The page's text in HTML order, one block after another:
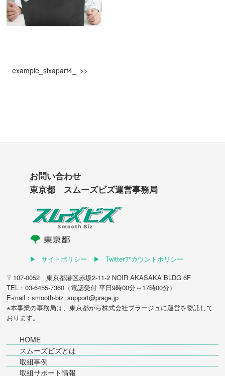
example_sixapart4_
お問い合わせ
東京都 スムーズビズ運営事務局
サイトポリシー
Twitterアカウントポリシー
〒107-0052 東京都港区赤坂2-11-2 NOIR AKASAKA BLDG 6F
TEL：03-6455-7360（電話受付 平日9時00分～17時00分）
E-mail：smooth-biz_support@prage.jp
※本事業の事務局は、東京都から株式会社プラージュに運営を委託して
おります。
HOME
スムーズビズとは
取組事例
取組サポート情報